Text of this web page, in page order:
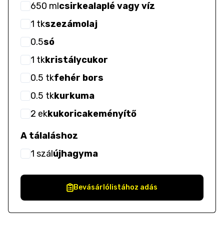
650 mlcsirkealaplé vagy víz
1 tkszezámolaj
0.5só
1 tkkristálycukor
0.5 tkfehér bors
0.5 tkkurkuma
2 ekkukoricakeményítő
A tálaláshoz
1 szálújhagyma
Bevásárlólistához adás